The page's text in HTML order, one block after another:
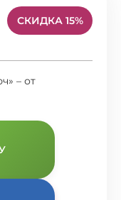
СКИДКА 15%
– от